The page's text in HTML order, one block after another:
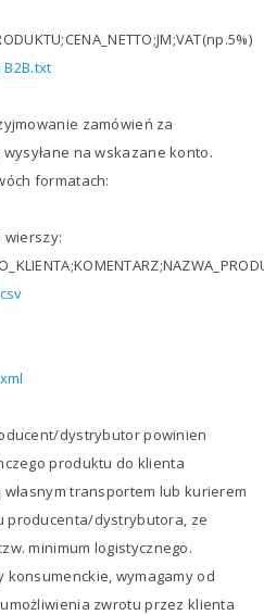
zamówień za
na wskazane konto.
formatach:
wierszy:
dystrybutor powinien
produktu do klienta
transportem lub kurierem
producenta/dystrybutora, ze
minimum logistycznego.
wymagamy od
zwrotu przez klienta